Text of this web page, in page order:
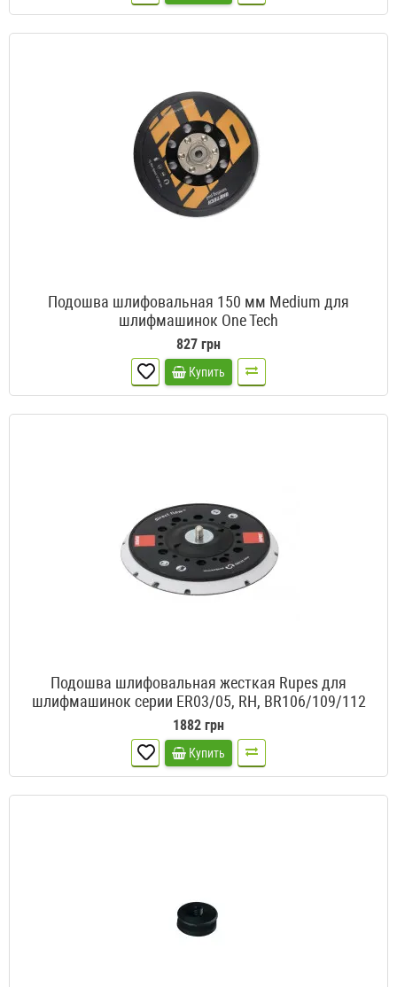
Подошва шлифовальная 150 мм Medium для
шлифмашинок One Tech
827 грн
Купить
Подошва шлифовальная жесткая Rupes для
шлифмашинок серии ER03/05, RH, BR106/109/112
1882 грн
Купить